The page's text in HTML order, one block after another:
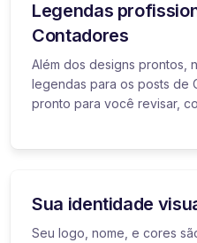
Legendas
Contadores
Além dos designs prontos,
legendas para os posts de
pronto para você revisar,
Sua identidade
Seu logo, nome, e cores